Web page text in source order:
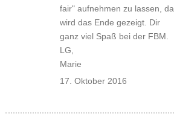
fair" aufnehmen zu lassen, da
wird das Ende gezeigt. Dir
ganz viel Spaß bei der FBM.
LG,
Marie
17. Oktober 2016